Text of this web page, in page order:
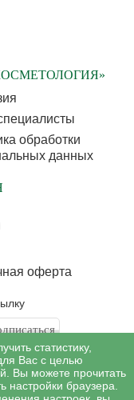
обработки
данных
оферта
политикиобработки
статистику,
Вас с целью
Вы можете прочитать
браузера.